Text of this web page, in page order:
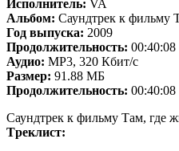
Исполнитель: VA
Альбом: Саундтрек к фильму
Год выпуска: 2009
Продолжительность: 00:40:08
Аудио: MP3, 320 Кбит/с
Размер: 91.88 МБ
Продолжительность: 00:40:08
Саундтрек к фильму Там, где
Tреклист: